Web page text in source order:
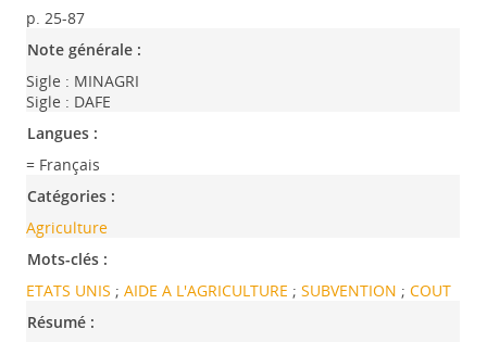
p. 25-87
Note générale :
Sigle : MINAGRI
Sigle : DAFE
Langues :
= Français
Catégories :
Agriculture
Mots-clés :
ETATS UNIS ;AIDE A L'AGRICULTURE ;SUBVENTION ;COUT
Résumé :